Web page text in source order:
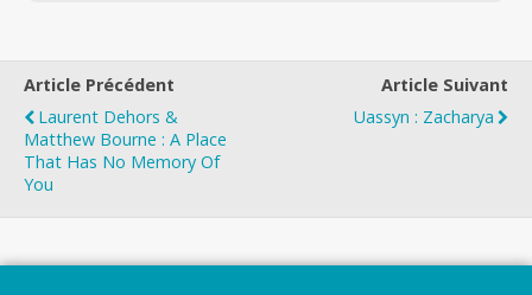
Article Précédent
Laurent Dehors &
Matthew Bourne : A Place
That Has No Memory Of
You
Article Suivant
Uassyn : Zacharya